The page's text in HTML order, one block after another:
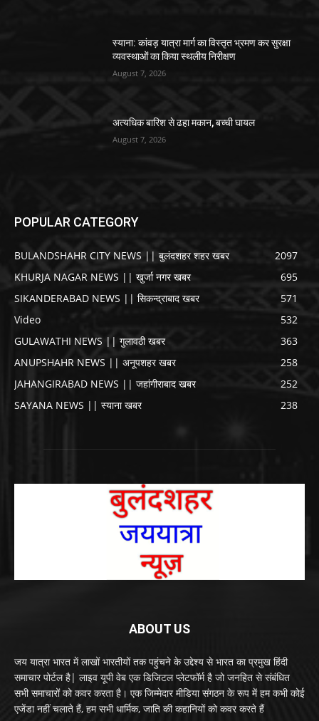
स्याना: कांवड़ यात्रा मार्ग का विस्तृत भ्रमण कर सुरक्षा
व्यवस्थाओं का किया स्थलीय निरीक्षण
August 7, 2026
अत्यधिक बारिश से ढहा मकान, बच्ची घायल
August 7, 2026
POPULAR CATEGORY
BULANDSHAHR CITY NEWS || बुलंदशहर शहर खबर
2097
KHURJA NAGAR NEWS || खुर्जा नगर खबर
695
SIKANDERABAD NEWS || सिकन्द्राबाद खबर
571
Video
532
GULAWATHI NEWS || गुलावठी खबर
363
ANUPSHAHR NEWS || अनूपशहर खबर
258
JAHANGIRABAD NEWS || जहांगीराबाद खबर
252
SAYANA NEWS || स्याना खबर
238
ABOUT US
जय यात्रा भारत में लाखों भारतीयों तक पहुंचने के उद्देश्य से भारत का प्रमुख हिंदी
समाचार पोर्टल है| लाइव यूपी वेब एक डिजिटल प्लेटफॉर्म है जो जनहित से संबंधित
सभी समाचारों को कवर करता है। एक जिम्मेदार मीडिया संगठन के रूप में हम कभी कोई
एजेंडा नहीं चलाते हैं, हम सभी धार्मिक, जाति की कहानियों को कवर करते हैं